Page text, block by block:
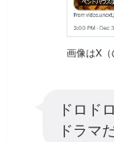
画像はX
ドロド
ドラマ